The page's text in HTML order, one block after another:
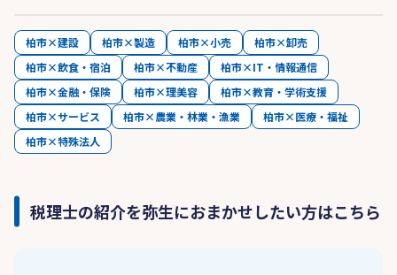
柏市×建設 柏市×製造 柏市×小売
柏市×卸売
柏市×飲食・宿泊
柏市×不動産
柏市×IT・情報通信
柏市×金融・保険
柏市×理美容
柏市×教育・学術支援
柏市×サービス
柏市×農業・林業・漁業
柏市×医療・福祉
柏市×特殊法人
税理士の紹介を弥生におまかせしたい方はこちら